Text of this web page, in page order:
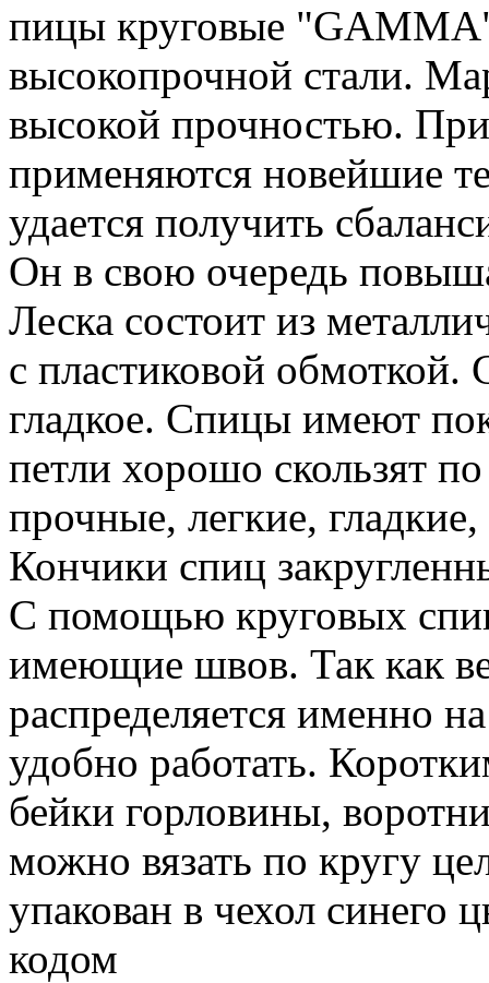
пицы круговые
высокопрочной стали.
высокой прочностью.
применяются новейшие
удается получить
Он в свою очередь
Леска состоит из
с пластиковой
гладкое. Спицы имеют
петли хорошо скользят
прочные, легкие,
Кончики спиц
С помощью круговых
имеющие швов. Так как
распределяется именно
удобно работать.
бейки горловины,
можно вязать по кругу
упакован в чехол синего
кодом